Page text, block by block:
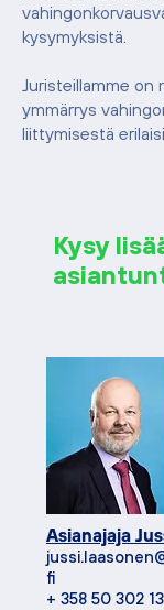
kysymyksistä.
Juristeillamme on
ymmärrys
liittymisestä
Kysy
Asianajaja
fi
+ 358 50 302